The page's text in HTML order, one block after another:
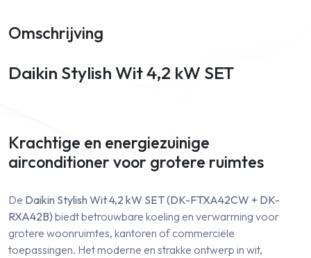
Omschrijving
Daikin Stylish Wit 4,2 kW SET
Krachtige en energiezuinige
airconditioner voor grotere ruimtes
De Daikin Stylish Wit 4,2 kW SET (DK-FTXA42CW + DK-
RXA42B) biedt betrouwbare koeling en verwarming voor
grotere woonruimtes, kantoren of commerciële
toepassingen. Het moderne en strakke ontwerp in wit,